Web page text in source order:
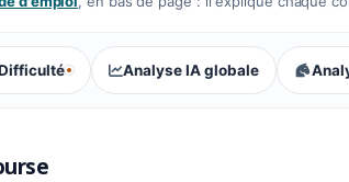
des parieurs : Équilibrée
Analyse IA globale